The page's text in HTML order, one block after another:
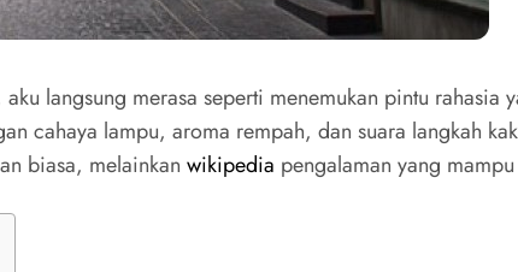
aku langsung merasa seperti menemukan pintu rahasia
cahaya lampu, aroma rempah, dan suara langkah
biasa, melainkan wikipedia pengalaman yang